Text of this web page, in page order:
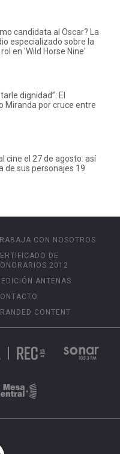
candidata al Oscar? La
especializado sobre la
en 'Wild Horse Nine'
dignidad”: El
Miranda por cruce entre
cine el 27 de agosto: así
de sus personajes 19
CON NOSOTROS
DE
2012
ANTENAS
CONTENT